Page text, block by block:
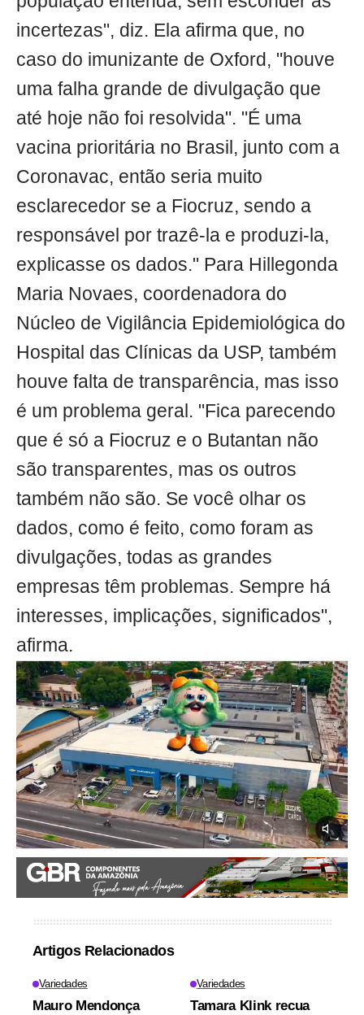
incertezas", diz. Ela afirma que, no
caso do imunizante de Oxford, "houve
uma falha grande de divulgação que
até hoje não foi resolvida". "É uma
vacina prioritária no Brasil, junto com a
Coronavac, então seria muito
esclarecedor se a Fiocruz, sendo a
responsável por trazê-la e produzi-la,
explicasse os dados." Para Hillegonda
Maria Novaes, coordenadora do
Núcleo de Vigilância Epidemiológica do
Hospital das Clínicas da USP, também
houve falta de transparência, mas isso
é um problema geral. "Fica parecendo
que é só a Fiocruz e o Butantan não
são transparentes, mas os outros
também não são. Se você olhar os
dados, como é feito, como foram as
divulgações, todas as grandes
empresas têm problemas. Sempre há
interesses, implicações, significados",
afirma.
Artigos Relacionados
Variedades
Mauro Mendonça
Variedades
Tamara Klink recua